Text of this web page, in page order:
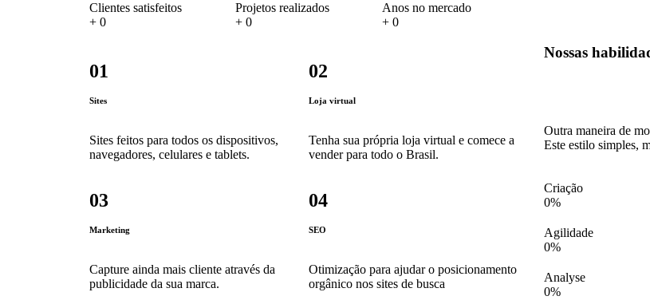
Clientes satisfeitos
+ 0
Projetos realizados
+ 0
Anos no mercado
+ 0
01
Sites
Sites feitos para todos os dispositivos,
navegadores, celulares e tablets.
02
Loja virtual
Tenha sua própria loja virtual e comece a
vender para todo o Brasil.
03
Marketing
Capture ainda mais cliente através da
publicidade da sua marca.
04
SEO
Otimização para ajudar o posicionamento
orgânico nos sites de busca
Nossas
Outra maneira de
Este estilo simples,
Criação
0%
Agilidade
0%
Analyse
0%